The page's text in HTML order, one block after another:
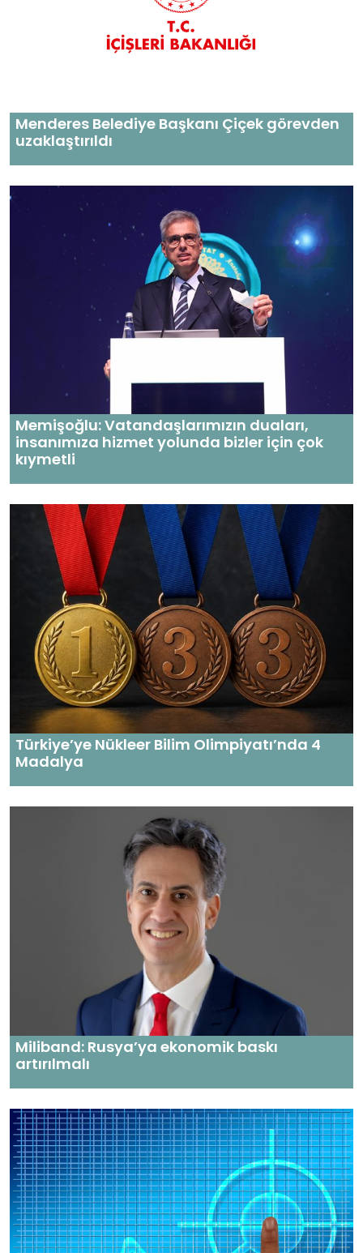
Menderes Belediye Başkanı Çiçek görevden
uzaklaştırıldı
Memişoğlu: Vatandaşlarımızın duaları,
insanımıza hizmet yolunda bizler için çok
kıymetli
Türkiye’ye Nükleer Bilim Olimpiyatı’nda 4
Madalya
Miliband: Rusya’ya ekonomik baskı
artırılmalı